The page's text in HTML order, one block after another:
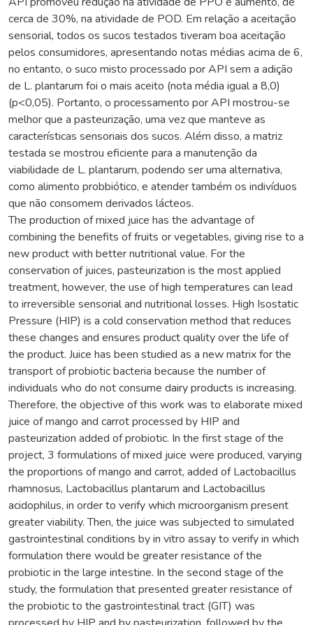
cerca de 30%, na atividade de POD. Em relação a aceitação
sensorial, todos os sucos testados tiveram boa aceitação
pelos consumidores, apresentando notas médias acima de 6,
no entanto, o suco misto processado por API sem a adição
de L. plantarum foi o mais aceito (nota média igual a 8,0)
(p<0,05). Portanto, o processamento por API mostrou-se
melhor que a pasteurização, uma vez que manteve as
características sensoriais dos sucos. Além disso, a matriz
testada se mostrou eficiente para a manutenção da
viabilidade de L. plantarum, podendo ser uma alternativa,
como alimento probbiótico, e atender também os indivíduos
que não consomem derivados lácteos.
The production of mixed juice has the advantage of
combining the benefits of fruits or vegetables, giving rise to a
new product with better nutritional value. For the
conservation of juices, pasteurization is the most applied
treatment, however, the use of high temperatures can lead
to irreversible sensorial and nutritional losses. High Isostatic
Pressure (HIP) is a cold conservation method that reduces
these changes and ensures product quality over the life of
the product. Juice has been studied as a new matrix for the
transport of probiotic bacteria because the number of
individuals who do not consume dairy products is increasing.
Therefore, the objective of this work was to elaborate mixed
juice of mango and carrot processed by HIP and
pasteurization added of probiotic. In the first stage of the
project, 3 formulations of mixed juice were produced, varying
the proportions of mango and carrot, added of Lactobacillus
rhamnosus, Lactobacillus plantarum and Lactobacillus
acidophilus, in order to verify which microorganism present
greater viability. Then, the juice was subjected to simulated
gastrointestinal conditions by in vitro assay to verify in which
formulation there would be greater resistance of the
probiotic in the large intestine. In the second stage of the
study, the formulation that presented greater resistance of
the probiotic to the gastrointestinal tract (GIT) was